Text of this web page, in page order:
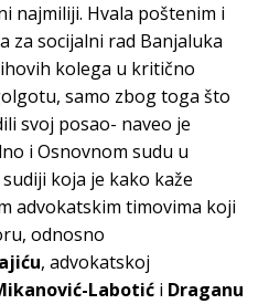
najmiliji. Hvala poštenim i
za socijalni rad Banjaluka
kolega u kritično
samo zbog toga što
svoj posao- naveo je
i Osnovnom sudu u
koja je kako kaže
advokatskim timovima koji
odnosno
, advokatskoj
Labotić i Draganu